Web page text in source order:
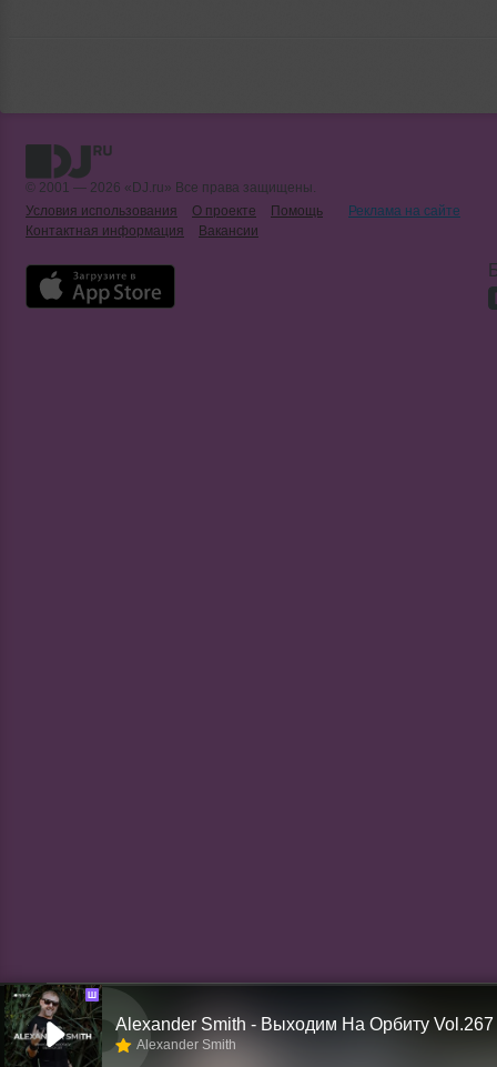
© 2001 — 2026 «DJ.ru» Все права защищены.
Условия использования
О проекте Помощь
Реклама на сайте
Контактная информация
Вакансии
Ш
Alexander Smith - Выходим На Орбиту Vol.267
Alexander Smith